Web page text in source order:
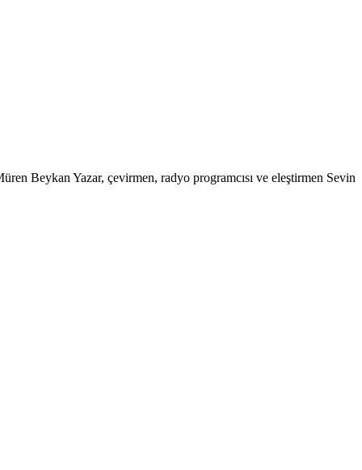
Beykan Yazar, çevirmen, radyo programcısı ve eleştirmen Sevin